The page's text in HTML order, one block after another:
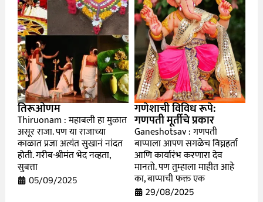
तिरूओणम
Thiruonam : महाबली हा मुळात
असूर राजा. पण या राजाच्या
काळात प्रजा अत्यंत सुखानं नांदत
होती. गरीब-श्रीमंत भेद नव्हता,
सुबत्ता
05/09/2025
गणेशाची विविध रूपे:
गणपती मूर्तीचे प्रकार
Ganeshotsav : गणपती
बाप्पाला आपण सगळेच विघ्नहर्ता
आणि कार्यारंभ करणारा देव
मानतो. पण तुम्हाला माहीत आहे
का, बाप्पाची फक्त एक
29/08/2025